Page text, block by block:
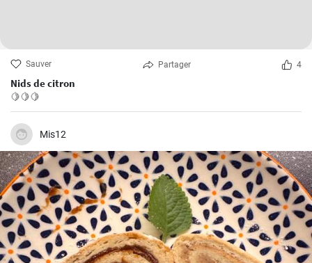
Sauver Partager 4
Nids de citron
🍋🍋🍋
Mis12